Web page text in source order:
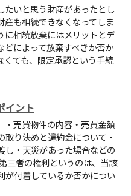
たいと思う財産があったとし
も相続できなくなってしま
に相続放棄にはメリットとデ
どによって放棄すべきか否か
ても、限定承認という手続
イント
・売買物件の内容・売買金額
り決めと違約金について・
し・天災があった場合などの
三者の権利というのは、当該
が付着しているか否かについ